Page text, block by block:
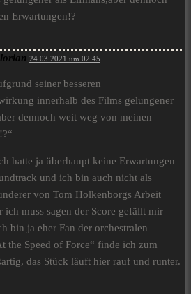
Erwartungen!?
24.03.2021 um 02:45
seiner besseren
innerhalb des Films gelungener
dennoch weit weg von meinen
hatte ja überhaupt keine Erwartungen
und ich bin auch nicht als
von Tom Holkenborgs Arbeit
ich muss sagen der Score gefällt mir
bin ja eher Fan der orchestralen
the Speed of Force“ finde ich zum
das Stück läuft hier rauf und runter.